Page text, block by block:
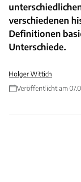
verschiedenen
Definitionen
Unterschiede.
Holger Wittich
Veröffentlicht am